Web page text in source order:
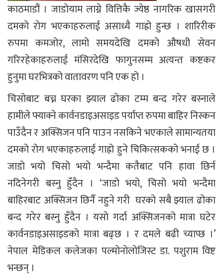
काठमाडौं । जाडोयाम लाग्ने वित्तिकै ज्येष्ठ नागरिक खासगरी
दमको रोग भएकाहरुलाई असाध्यै गाह्रो हुन्छ । शारिरीक
रुपमा कमजोर, लामो समयदेखि दमको औषधी सेवन
गरिरहेकाहरुलाई मंसिरदेखि फागुनसम्म अत्यन्त कष्टकर
हुनुमा घरभित्रको वातावरण पनि एक हो ।
चिसोबाट बच्न घरका झ्याल ढोका टम्म बन्द गरेर बस्नाले
हामीले फ्याक्ने कार्वनडाइअसाइड पर्याप्त रुपमा बाहिर निस्कन
पाउँदैन र अक्सिजन पनि पाउन नसकिने भएकाले सामान्यतया
दमको रोग भएकाहरुलाई गाह्रो हुने चिकित्सकको भनाई छ ।
जाडो भयो चिसो भयो भन्दैमा कतैबाट पनि हावा छिर्न
नदिनेगरी बस्नु हुँदैन । ‘जाडो भयो, चिसो भयो भन्दैमा
बाहिरबाट अक्सिजन छिर्नै नहुने गरी घरको सबै झ्याल ढोका
बन्द गरेर बस्नु हुँदैन । यसो गर्दा अक्सिजनको मात्रा घटेर
कार्वनडाइअसाइडको मात्रा बढ्छ । र दमले बढी च्याप्छ ।’
नेपाल मेडिकल कलेजका पल्मोनोलोजिस्ट डा. पशुराम विष्ट
भन्छन् ।